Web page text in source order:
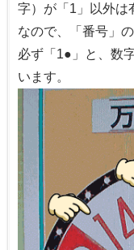
字）が「1」以外は
なので、「番号」
必ず「1●」と、数
います。